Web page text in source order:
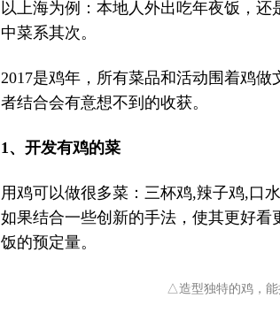
以上海为例：本地人外出吃年夜饭，
中菜系其次。
2017是鸡年，所有菜品和活动围着鸡
者结合会有意想不到的收获。
1、开发有鸡的菜
用鸡可以做很多菜：三杯鸡,辣子鸡,口
如果结合一些创新的手法，使其更好
饭的预定量。
△造型独特的鸡，能